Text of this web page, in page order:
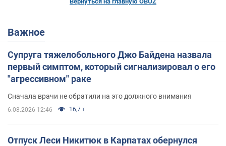
Важное
Супруга тяжелобольного Джо Байдена назвала
первый симптом, который сигнализировал о его
"агрессивном" раке
Сначала врачи не обратили на это должного внимания
6.08.2026 12:46 16,7 т.
Отпуск Леси Никитюк в Карпатах обернулся